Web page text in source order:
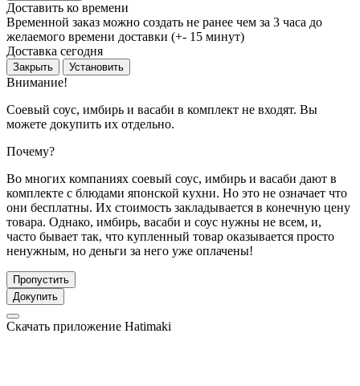
Доставить ко времени
Временной заказ можно создать не ранее чем за 3 часа до
желаемого времени доставки (+- 15 минут)
Доставка сегодня
Закрыть Установить
Внимание!
Соевый соус, имбирь и васаби в комплект не входят. Вы
можете докупить их отдельно.
Почему?
Во многих компаниях соевый соус, имбирь и васаби дают в
комплекте с блюдами японской кухни. Но это не означает что
они бесплатны. Их стоимость закладывается в конечную цену
товара. Однако, имбирь, васаби и соус нужны не всем, и,
часто бывает так, что купленный товар оказывается просто
ненужным, но деньги за него уже оплачены!
Пропустить
Докупить
Скачать приложение Hatimaki